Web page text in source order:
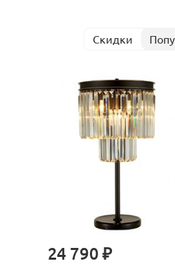
Скидки
24 790 ₽